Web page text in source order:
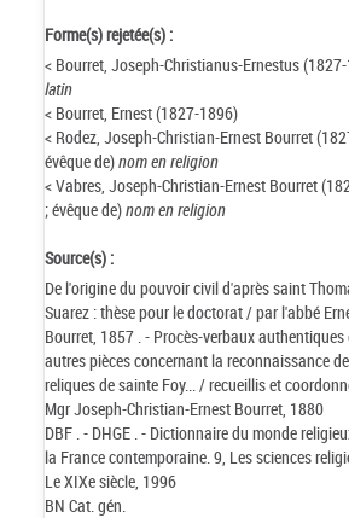
Forme(s) rejetée(s) :
< Bourret, Joseph-Christianus-Ernestus
latin
< Bourret, Ernest (1827-1896)
< Rodez, Joseph-Christian-Ernest Bourret
évêque de)nom en religion
< Vabres, Joseph-Christian-Ernest Bourret
; évêque de)nom en religion
Source(s) :
De l'origine du pouvoir civil d'après saint
Suarez : thèse pour le doctorat / par l'abbé
Bourret, 1857 . - Procès-verbaux authentiques
autres pièces concernant la reconnaissance
reliques de sainte Foy... / recueillis et
Mgr Joseph-Christian-Ernest Bourret, 1880
DBF . - DHGE . - Dictionnaire du monde
la France contemporaine. 9, Les sciences
Le XIXe siècle, 1996
BN Cat. gén.